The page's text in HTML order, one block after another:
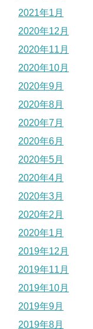
2021年1月
2020年12月
2020年11月
2020年10月
2020年9月
2020年8月
2020年7月
2020年6月
2020年5月
2020年4月
2020年3月
2020年2月
2020年1月
2019年12月
2019年11月
2019年10月
2019年9月
2019年8月